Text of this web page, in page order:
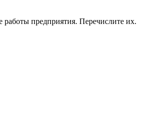
предприятия. Перечислите их.